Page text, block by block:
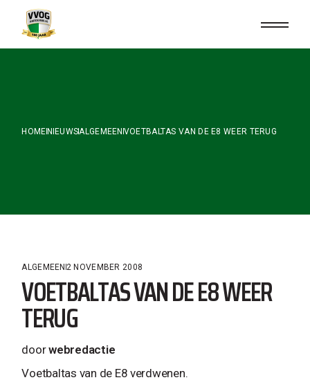
content
HOME NIEUWSALGEMEEN VOETBALTAS VAN DE E8 WEER TERUG
ALGEMEEN 2 NOVEMBER 2008
VOETBALTAS VAN DE E8 WEER
TERUG
doorwebredactie
Voetbaltas van de E8 verdwenen.